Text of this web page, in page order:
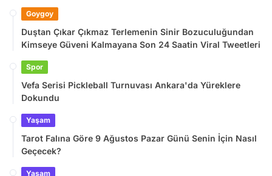
Goygoy
Duştan Çıkar Çıkmaz Terlemenin Sinir Bozuculuğundan
Kimseye Güveni Kalmayana Son 24 Saatin Viral Tweetleri
Spor
Vefa Serisi Pickleball Turnuvası Ankara'da Yüreklere
Dokundu
Yaşam
Tarot Falına Göre 9 Ağustos Pazar Günü Senin İçin Nasıl
Geçecek?
Yaşam